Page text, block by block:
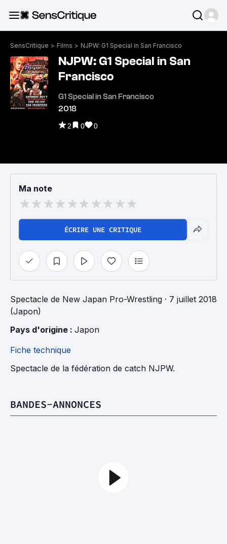
SensCritique > Films > NJPW: G1 Special in San Francisco
NJPW: G1 Special in San
Francisco
G1 Special in San Francisco
2018
2 0 0
Ma note
ÉCRIRE UNE CRITIQUE
Spectacle de New Japan Pro-Wrestling · 7 juillet 2018
(Japon)
Pays d'origine : Japon
Fiche technique
Spectacle de la fédération de catch NJPW.
BANDES-ANNONCES